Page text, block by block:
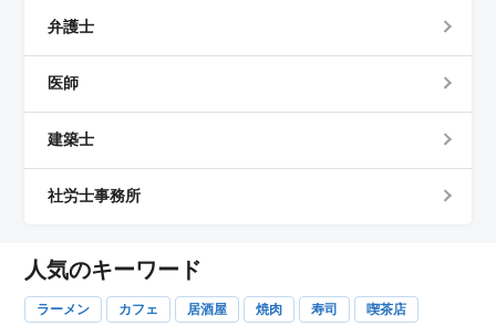
弁護士
医師
建築士
社労士事務所
人気のキーワード
ラーメン カフェ 居酒屋 焼肉 寿司
喫茶店